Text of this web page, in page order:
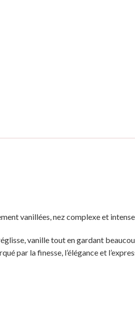
vanillées, nez complexe et
vanille tout en gardant
par la finesse, l’élégance et